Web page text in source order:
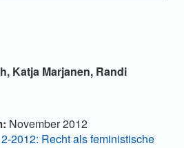
Katja Marjanen, Randi
November 2012
2012: Recht als feministische